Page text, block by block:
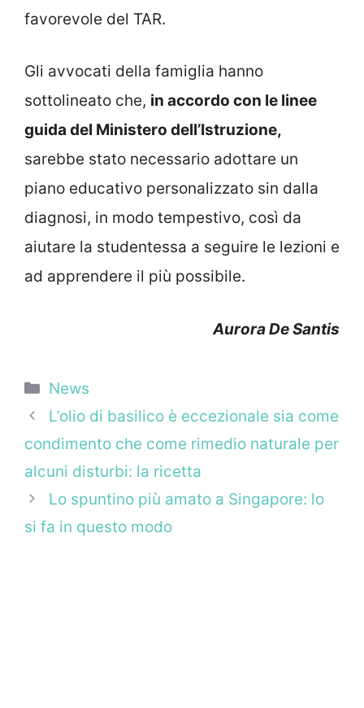
favorevole del TAR.
Gli avvocati della famiglia hanno
sottolineato che, in accordo con le linee
guida del Ministero dell’Istruzione,
sarebbe stato necessario adottare un
piano educativo personalizzato sin dalla
diagnosi, in modo tempestivo, così da
aiutare la studentessa a seguire le lezioni e
ad apprendere il più possibile.
Aurora De Santis
Categorie
News
L’olio di basilico è eccezionale sia come
condimento che come rimedio naturale per
alcuni disturbi: la ricetta
Lo spuntino più amato a Singapore: lo
si fa in questo modo